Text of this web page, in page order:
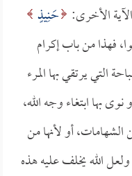
حَنِيذٍ
فهذا من باب إكرام
التي يرتقي بها المرء
بها ابتغاء وجه الله،
الشهامات، أو لأنها من
الله يخلف عليه هذه